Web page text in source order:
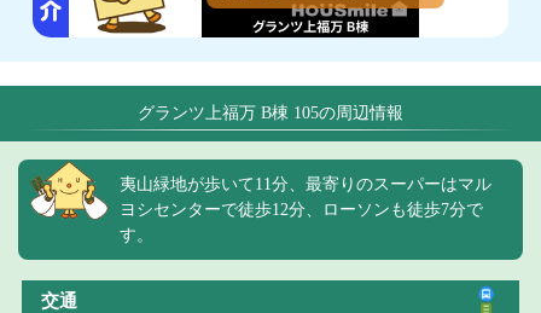
グランツ上福万 B棟 105の周辺情報
夷山緑地が歩いて11分、最寄りのスーパーはマル
ヨシセンターで徒歩12分、ローソンも徒歩7分で
す。
交通